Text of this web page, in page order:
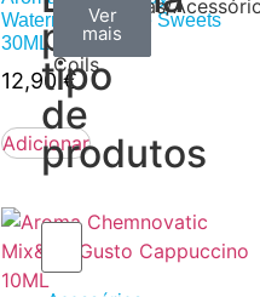
por
tipo
de
produtos
Arame
Coils
Ver
mais
Algodão
Ver
mais
Ferramentas/
Ver
mais
Watermelon Slice Sweets
30ML
12,90 €
Adicionar